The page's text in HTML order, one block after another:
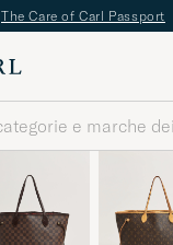
The Care of Carl Passport